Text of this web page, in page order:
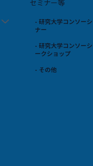
セミナー等
- 研究大学コンソー
ナー
- 研究大学コンソー
ークショップ
- その他